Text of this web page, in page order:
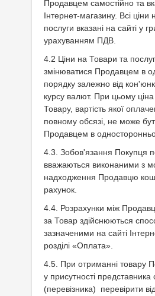
Продавцем самостійно та
Інтернет-магазину. Всі ціни
послуги вказані на сайті у
урахуванням ПДВ.
4.2 Ціни на Товари та
змінюватися Продавцем в
порядку залежно від
курсу валют. При цьому
Товару, вартість якої
повному обсязі, не може
Продавцем в
4.3. Зобов'язання Покупця
вважаються виконаними з
надходження Продавцю
рахунок.
4.4. Розрахунки між
за Товар здійснюються
зазначеними на сайті
розділі «Оплата».
4.5. При отриманні товару
у присутності
(перевізника) перевірити